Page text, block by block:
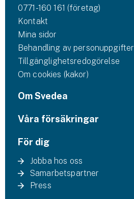
0771-160 161 (företag)
Kontakt
Mina sidor
Behandling av personuppgifter
Tillgänglighetsredogörelse
Om cookies (kakor)
Om Svedea
Våra försäkringar
För dig
Jobba hos oss
Samarbetspartner
Press